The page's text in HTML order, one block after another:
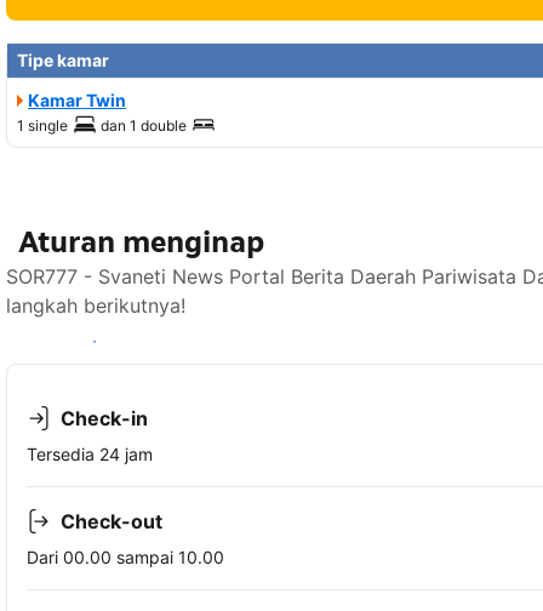
Tipe kamar
Kamar Twin
1 single dan 1 double
Aturan menginap
SOR777 - Svaneti News Portal Berita Daerah Pariwisata
langkah berikutnya!
Lihat ketersediaan
Check-in
Tersedia 24 jam
Check-out
Dari 00.00 sampai 10.00